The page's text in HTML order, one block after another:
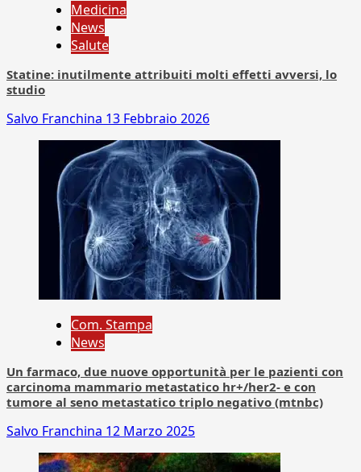
Medicina
News
Salute
Statine: inutilmente attribuiti molti effetti avversi, lo
studio
Salvo Franchina 13 Febbraio 2026
Com. Stampa
News
Un farmaco, due nuove opportunità per le pazienti con
carcinoma mammario metastatico hr+/her2- e con
tumore al seno metastatico triplo negativo (mtnbc)
Salvo Franchina 12 Marzo 2025